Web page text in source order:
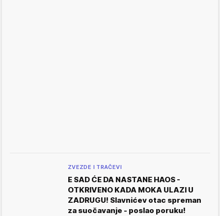
ZVEZDE I TRAČEVI
E SAD ĆE DA NASTANE HAOS -
OTKRIVENO KADA MOKA ULAZI U
ZADRUGU! Slavnićev otac spreman
za suočavanje - poslao poruku!